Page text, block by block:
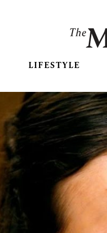
LIFESTYLE